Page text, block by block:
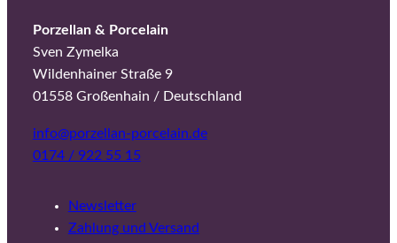
Porzellan & Porcelain
Sven Zymelka
Wildenhainer Straße 9
01558 Großenhain / Deutschland
info@porzellan-porcelain.de
0174 / 922 55 15
Newsletter
Zahlung und Versand